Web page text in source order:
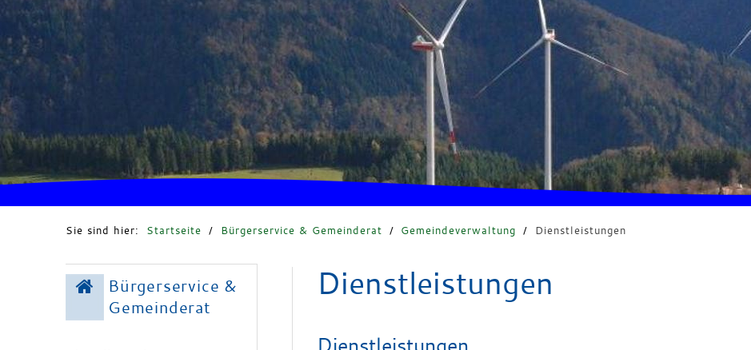
Sie sind hier: Startseite / Bürgerservice & Gemeinderat / Gemeindeverwaltung / Dienstleistungen
Bürgerservice &
Gemeinderat
Dienstleistungen